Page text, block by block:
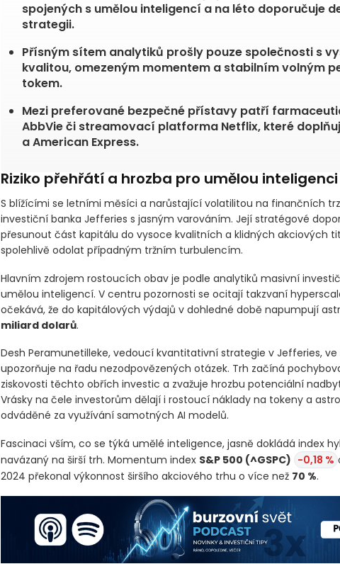
spojených s umělou inteligencí a na léto doporučuje
strategii.
Přísným sítem analytiků prošly pouze společnosti s
kvalitou, omezeným momentem a stabilním volným
tokem.
Mezi preferované bezpečné přístavy patří
AbbVie či streamovací platforma Netflix, které
a American Express.
Riziko přehřátí a hrozba pro umělou inteligenci
S blížícími se letními měsíci a narůstající volatilitou na finančních
investiční banka Jefferies s jasným varováním. Její stratégové
přesunout část kapitálu do vysoce kvalitních a klidných akciových
spolehlivě odolat případným tržním turbulencím.
Hlavním zdrojem rostoucích obav je podle analytiků masivní
umělou inteligencí. V centru pozornosti se ocitají takzvaní
očekává, že do kapitálových výdajů v dohledné době napumpují
miliard dolarů.
Desh Peramunetilleke, vedoucí kvantitativní strategie v Jefferies, ve
upozorňuje na řadu nezodpovězených otázek. Trh začíná
ziskovosti těchto obřích investic a zvažuje hrozbu potenciální
Vrásky na čele investorům dělají i rostoucí náklady na tokeny a
odváděné za využívání samotných AI modelů.
Fascinaci vším, co se týká umělé inteligence, jasně dokládá index
navázaný na širší trh. Momentum index S&P 500 (^GSPC) -0,18 %
2024 překonal výkonnost širšího akciového trhu o více než 70 %.